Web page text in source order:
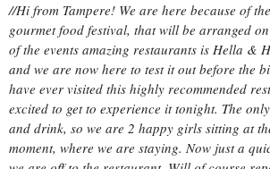
//Hi from Tampere! We are here because of
gourmet food festival, that will be arranged
of the events amazing restaurants is Hella &
and we are now here to test it out before the
have ever visited this highly recommended
excited to get to experience it tonight. The
and drink, so we are 2 happy girls sitting at
moment, where we are staying. Now just a